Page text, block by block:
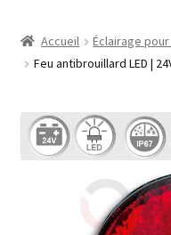
AVERTISSEUR SONORE
Accueil Éclairage
Feu antibrouillard LED |